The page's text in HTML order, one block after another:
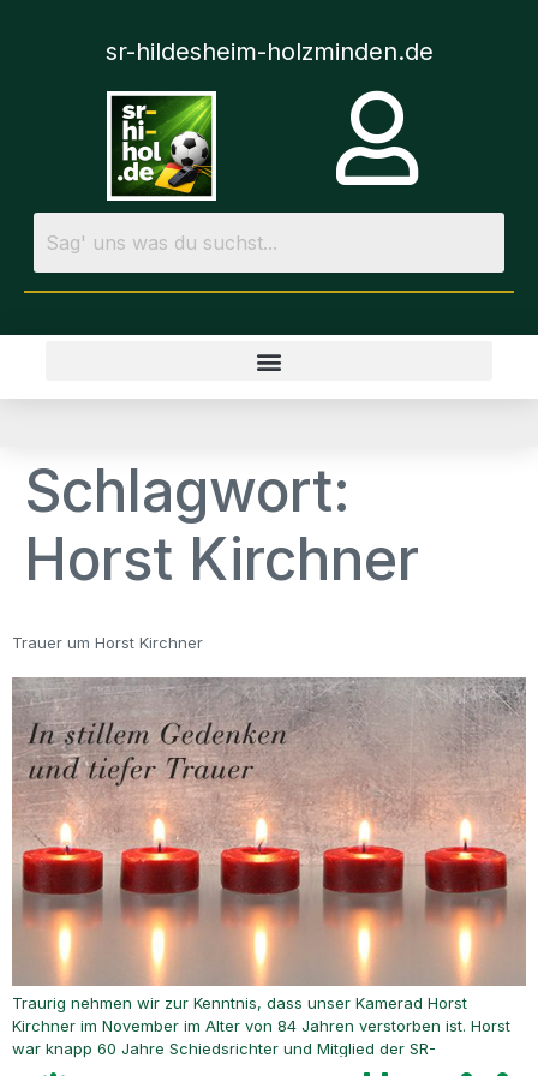
sr-hildesheim-holzminden.de
Schlagwort:
Horst Kirchner
Trauer um Horst Kirchner
Traurig nehmen wir zur Kenntnis, dass unser Kamerad Horst
Kirchner im November im Alter von 84 Jahren verstorben ist. Horst
war knapp 60 Jahre Schiedsrichter und Mitglied der SR-
Vereinigung. Unser aufrichtiges Mitgefühl gilt seinen Angehörigen.